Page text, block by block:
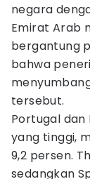
negara
Emirat Arab
bergantung
bahwa
tersebut.
Portugal
yang tinggi,
9,2 persen.
sedangkan